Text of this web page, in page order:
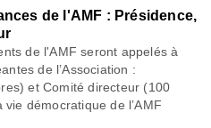
de l'AMF : Présidence,
de l'AMF seront appelés à
de l’Association :
et Comité directeur (100
démocratique de l’AMF